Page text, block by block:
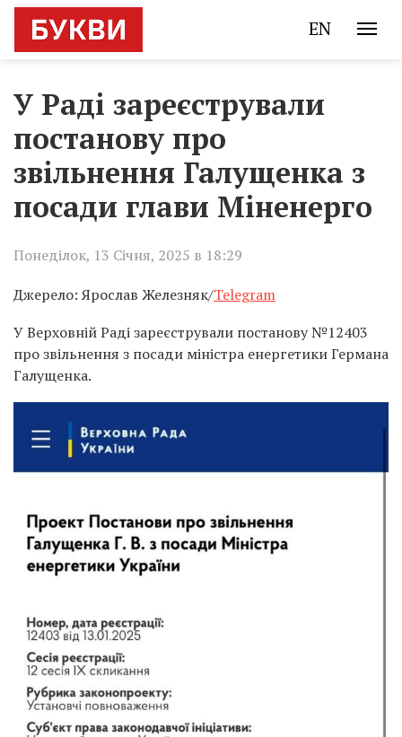
EN
У Раді зареєстрували
постанову про
звільнення Галущенка з
посади глави Міненерго
Понеділок, 13 Січня, 2025 в 18:29
Джерело: Ярослав Железняк/Telegram
У Верховній Раді зареєстрували постанову №12403
про звільнення з посади міністра енергетики Германа
Галущенка.